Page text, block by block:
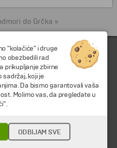
do Grčka »
"kolačiće" i druge
obezbedili rad
prikupljanje zbirne
koji je
Da bismo garantovali vaša
Molimo vas, da pregledate u
ODBIJAM SVE